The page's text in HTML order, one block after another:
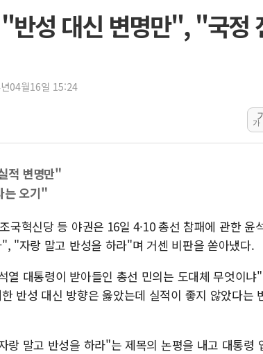
李대통령, 오늘 부동산
[오늘의 정치일정] 8월 7
리투아니아 국방 "러,
구광모, 내주 실리콘밸
청와대, 북한 단거리 탄
성 대신 변명만", "국정
04월16일 15:24
가
적 변명만"
는 오기"
혁신당 등 야권은 16일 4·10 총선 참패에 관한 윤
"자랑 말고 반성을 하라"며 거센 비판을 쏟아냈다.
대통령이 받아들인 총선 민의는 도대체 무엇이냐
반성 대신 방향은 옳았는데 실적이 좋지 않았다는
랑 말고 반성을 하라"는 제목의 논평을 내고 대통령